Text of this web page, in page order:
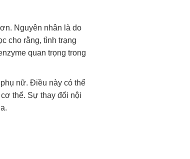
Nguyên nhân là do
cho rằng, tình trạng
quan trọng trong
nữ. Điều này có thể
thể. Sự thay đổi nội